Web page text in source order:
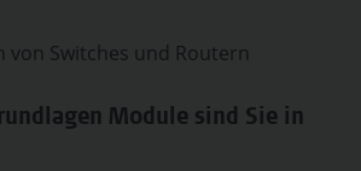
von Switches und Routern
Module sind Sie in